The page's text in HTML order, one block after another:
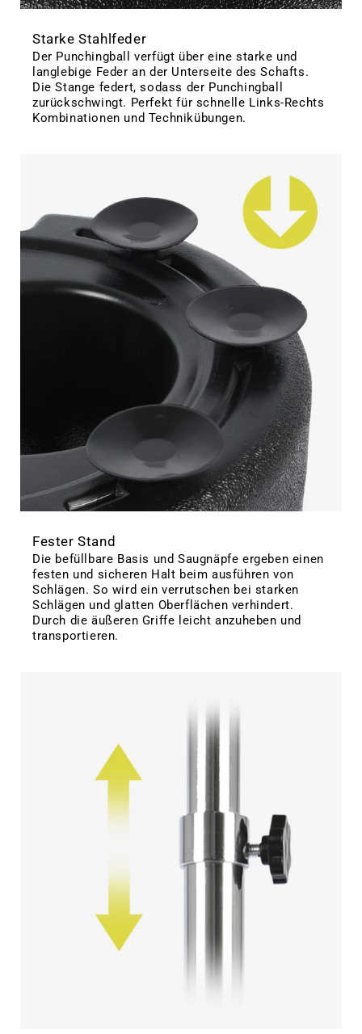
Starke Stahlfeder
Der Punchingball verfügt über eine starke und
langlebige Feder an der Unterseite des Schafts.
Die Stange federt, sodass der Punchingball
zurückschwingt. Perfekt für schnelle Links-Rechts
Kombinationen und Technikübungen.
Fester Stand
Die befüllbare Basis und Saugnäpfe ergeben einen
festen und sicheren Halt beim ausführen von
Schlägen. So wird ein verrutschen bei starken
Schlägen und glatten Oberflächen verhindert.
Durch die äußeren Griffe leicht anzuheben und
transportieren.